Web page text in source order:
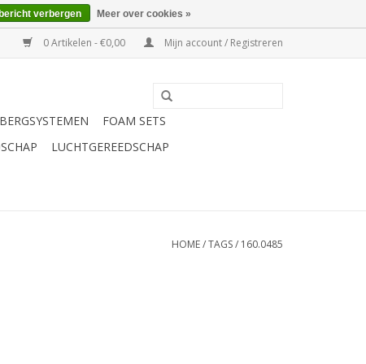
0 Artikelen - €0,00 Mijn account / Registreren
FOAM SETS
LUCHTGEREEDSCHAP
HOME/TAGS/ 160.0485
verbergen Meer over cookies »